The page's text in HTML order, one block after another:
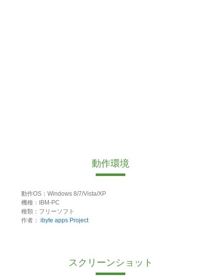
動作環境
動作OS：Windows 8/7/Vista/XP
機種：IBM-PC
種類：フリーソフト
作者： ibyte apps Project
スクリーンショット